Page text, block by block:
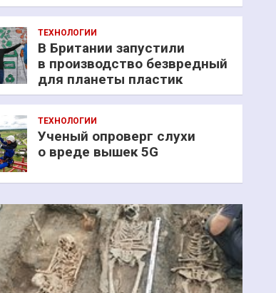
ТЕХНОЛОГИИ
В Британии запустили
в производство безвредный
для планеты пластик
ТЕХНОЛОГИИ
Ученый опроверг слухи
о вреде вышек 5G